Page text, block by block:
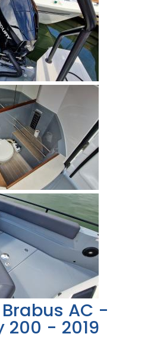
AC -
200 - 2019